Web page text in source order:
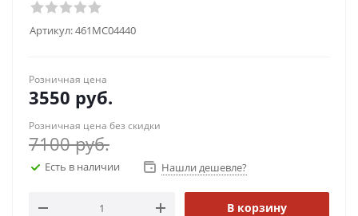
Артикул:461MC04440
Розничная цена
3550 руб.
Розничная цена без скидки
7100руб.
Есть в наличии Нашли дешевле?
В корзину